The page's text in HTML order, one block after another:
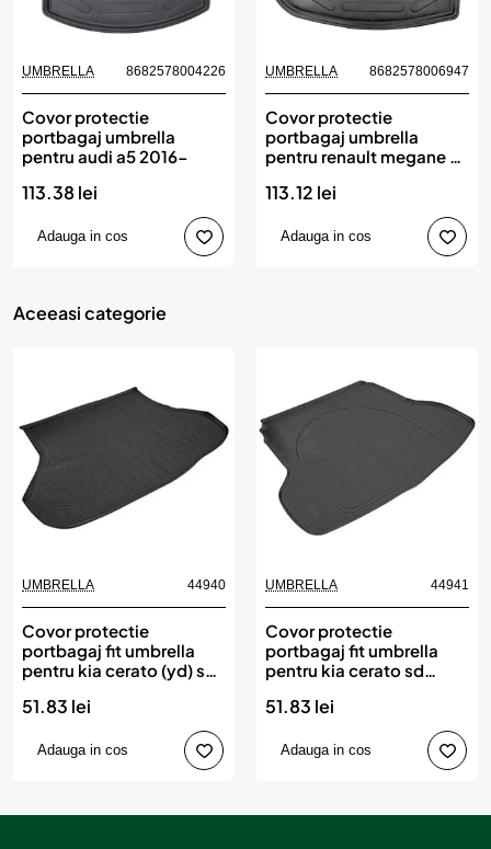
UMBRELLA 8682578004226
Covor protectie
portbagaj umbrella
pentru audi a5 2016-
113.38 lei
Adauga in cos
UMBRELLA 8682578006947
Covor protectie
portbagaj umbrella
pentru renault megane 4
113.12 lei
Adauga in cos
Aceeasi categorie
UMBRELLA 44940
Covor protectie
portbagaj fit umbrella
pentru kia cerato (yd) sd
51.83 lei
Adauga in cos
UMBRELLA 44941
Covor protectie
portbagaj fit umbrella
pentru kia cerato sd
51.83 lei
Adauga in cos